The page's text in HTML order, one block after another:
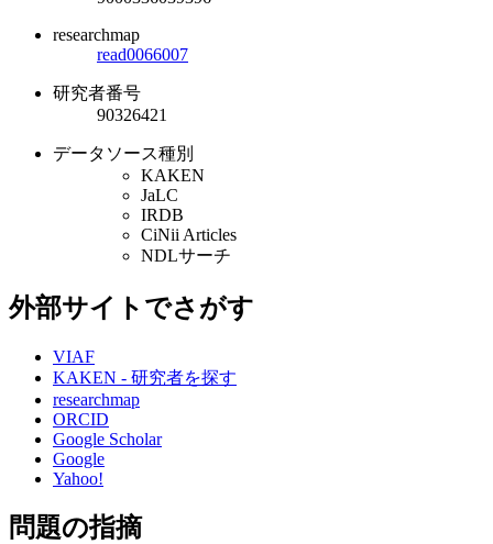
researchmap
read0066007
研究者番号
90326421
データソース種別
KAKEN
JaLC
IRDB
CiNii Articles
NDLサーチ
外部サイトでさがす
VIAF
KAKEN - 研究者を探す
researchmap
ORCID
Google Scholar
Google
Yahoo!
問題の指摘